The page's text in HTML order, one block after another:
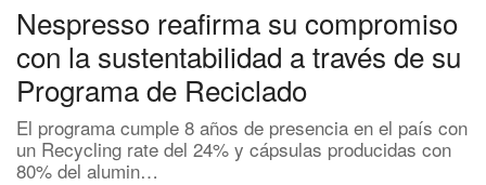
Nespresso reafirma su compromiso
con la sustentabilidad a través de su
Programa de Reciclado
El programa cumple 8 años de presencia en el país con
un Recycling rate del 24% y cápsulas producidas con
80% del alumin…